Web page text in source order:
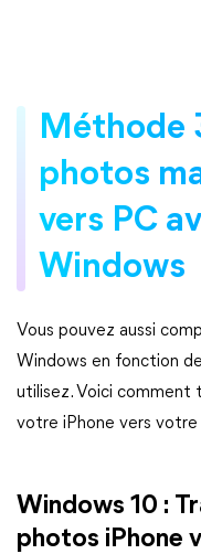
Méthode
photos
vers PC
Windows
Vous pouvez aussi
Windows en fonction
utilisez. Voici comment
votre iPhone vers votre
Windows 10 :
photos iPhone